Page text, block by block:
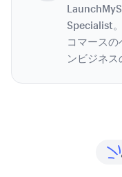
Specialist
コマース
ンビジネス